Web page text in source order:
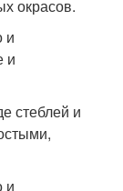
окрасов.
стеблей и